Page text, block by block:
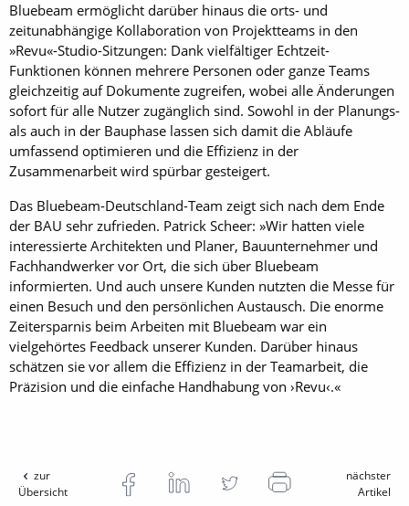
Bluebeam ermöglicht darüber hinaus die orts- und
zeitunabhängige Kollaboration von Projektteams in den
»Revu«-Studio-Sitzungen: Dank vielfältiger Echtzeit-
Funktionen können mehrere Personen oder ganze Teams
gleichzeitig auf Dokumente zugreifen, wobei alle Änderungen
sofort für alle Nutzer zugänglich sind. Sowohl in der Planungs-
als auch in der Bauphase lassen sich damit die Abläufe
umfassend optimieren und die Effizienz in der
Zusammenarbeit wird spürbar gesteigert.
Das Bluebeam-Deutschland-Team zeigt sich nach dem Ende
der BAU sehr zufrieden. Patrick Scheer: »Wir hatten viele
interessierte Architekten und Planer, Bauunternehmer und
Fachhandwerker vor Ort, die sich über Bluebeam
informierten. Und auch unsere Kunden nutzten die Messe für
einen Besuch und den persönlichen Austausch. Die enorme
Zeitersparnis beim Arbeiten mit Bluebeam war ein
vielgehörtes Feedback unserer Kunden. Darüber hinaus
schätzen sie vor allem die Effizienz in der Teamarbeit, die
Präzision und die einfache Handhabung von ›Revu‹.«
zur
Übersicht
nächster
Artikel